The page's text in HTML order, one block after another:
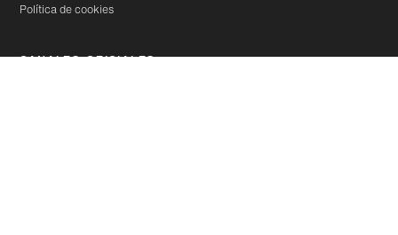
Política de cookies
CANALES OFICIALES